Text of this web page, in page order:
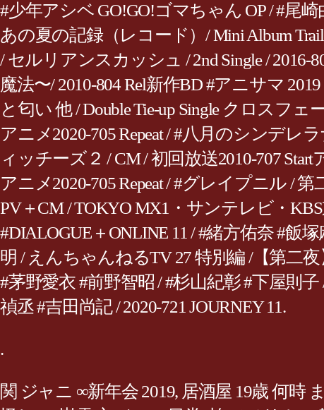
#少年アシベ GO!GO!ゴマちゃん OP / #尾崎
あの夏の記録（レコード）/ Mini Album
/ セルリアンスカッシュ / 2nd Single / 2016-
魔法〜/ 2010-804 Rel新作BD #アニサマ
と匂い 他 / Double Tie-up Single クロスフ
アニメ2020-705 Repeat / #八月のシンデレ
ィッチーズ２ / CM / 初回放送2010-707 Start
アニメ2020-705 Repeat / #グレイプニル /
PV＋CM / TOKYO MX1・サンテレビ・
#DIALOGUE＋ONLINE 11 / #緒方佑奈 #飯
明 / えんちゃんねるTV 27 特別編 /【第二
#茅野愛衣 #前野智昭 / #杉山紀彰 #下屋則
禎丞 #吉田尚記 / 2020-721 JOURNEY 11.
.
関 ジャニ ∞新年会 2019, 居酒屋 19歳 何時